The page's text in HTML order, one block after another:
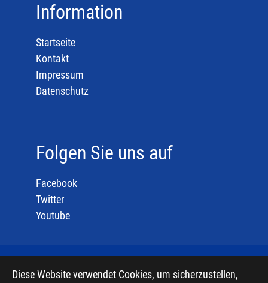
Diese Website verwendet Cookies, um sicherzustellen,
Information
Startseite
Kontakt
Impressum
Datenschutz
Folgen Sie uns auf
Facebook
Twitter
Youtube